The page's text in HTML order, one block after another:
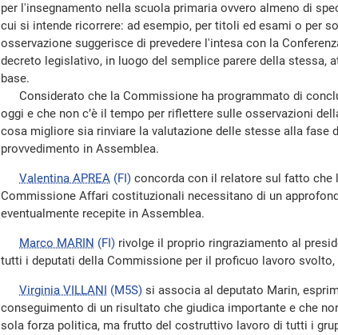
per l'insegnamento nella scuola primaria ovvero almeno di
cui si intende ricorrere: ad esempio, per titoli ed esami o per
osservazione suggerisce di prevedere l'intesa con la
decreto legislativo, in luogo del semplice parere della stessa,
base.
Considerato che la Commissione ha programmato di
oggi e che non c’è il tempo per riflettere sulle osservazioni
cosa migliore sia rinviare la valutazione delle stesse alla fase
provvedimento in Assemblea.
Valentina APREA (FI) concorda con il relatore sul fatto che
Commissione Affari costituzionali necessitano di un
eventualmente recepite in Assemblea.
Marco MARIN (FI) rivolge il proprio ringraziamento al
tutti i deputati della Commissione per il proficuo lavoro
Virginia VILLANI (M5S) si associa al deputato Marin,
conseguimento di un risultato che giudica importante e che
sola forza politica, ma frutto del costruttivo lavoro di tutti i